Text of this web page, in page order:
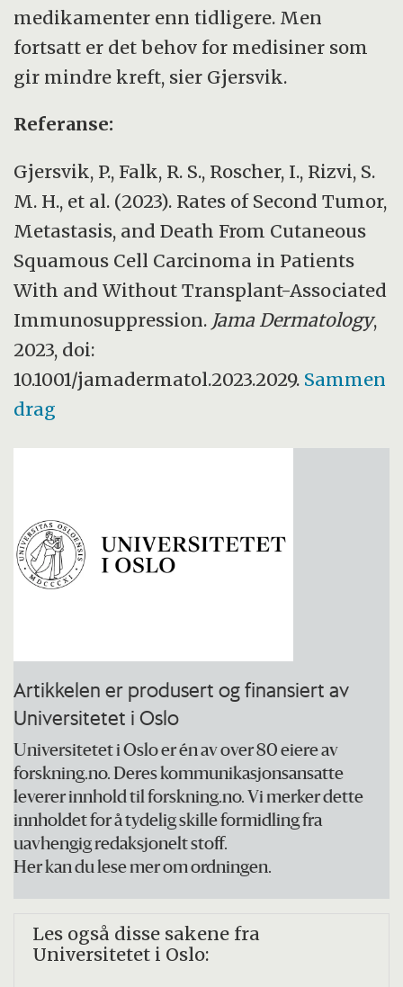
medikamenter enn tidligere. Men
fortsatt er det behov for medisiner som
gir mindre kreft, sier Gjersvik.
Referanse:
Gjersvik, P., Falk, R. S., Roscher, I., Rizvi, S.
M. H., et al. (2023). Rates of Second Tumor,
Metastasis, and Death From Cutaneous
Squamous Cell Carcinoma in Patients
With and Without Transplant-Associated
Immunosuppression. Jama Dermatology,
2023, doi:
10.1001/jamadermatol.2023.2029. Sammen
drag
Artikkelen er produsert og finansiert av
Universitetet i Oslo
Universitetet i Oslo er én av over 80 eiere av
forskning.no. Deres kommunikasjonsansatte
leverer innhold til forskning.no. Vi merker dette
innholdet for å tydelig skille formidling fra
uavhengig redaksjonelt stoff.
Her kan du lese mer om ordningen.
Les også disse sakene fra
Universitetet i Oslo: